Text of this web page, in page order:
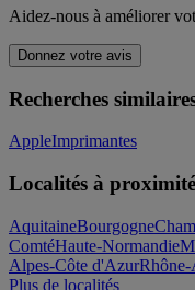
Aidez-nous à améliorer
Donnez votre avis
Recherches
AppleImprimantes
Localités à proximité
AquitaineBourgogne
ComtéHaute-Normandie
Alpes-Côte d'AzurRhône-
Plus de localités